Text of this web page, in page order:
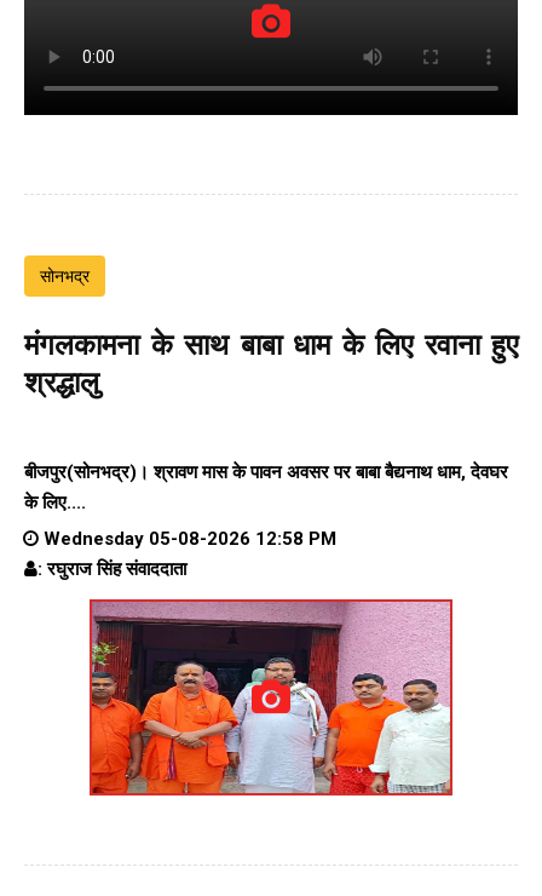
सोनभद्र
मंगलकामना के साथ बाबा धाम के लिए रवाना हुए
श्रद्धालु
बीजपुर(सोनभद्र)। श्रावण मास के पावन अवसर पर बाबा बैद्यनाथ धाम, देवघर
के लिए....
Wednesday 05-08-2026 12:58 PM
: रघुराज सिंह संवाददाता